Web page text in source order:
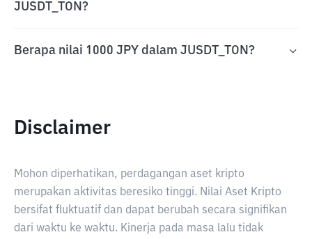
JUSDT_TON?
Berapa nilai 1000 JPY dalam JUSDT_TON?
Disclaimer
Mohon diperhatikan, perdagangan aset kripto
merupakan aktivitas beresiko tinggi. Nilai Aset Kripto
bersifat fluktuatif dan dapat berubah secara signifikan
dari waktu ke waktu. Kinerja pada masa lalu tidak